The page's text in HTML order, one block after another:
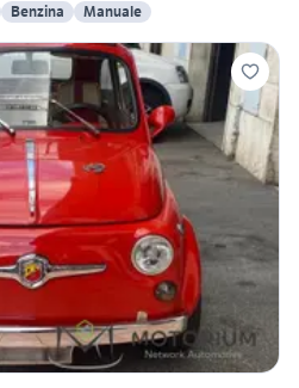
Benzina Manuale